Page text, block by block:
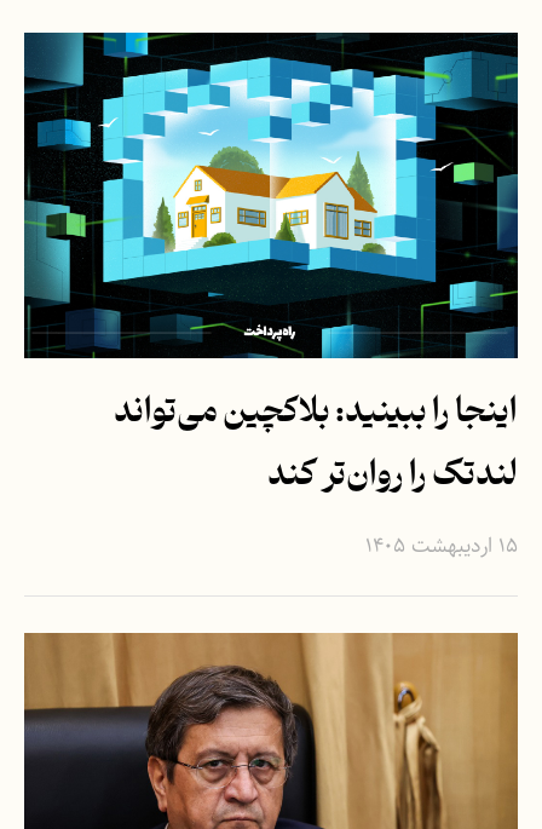
اینجا را ببینید: بلاکچین می‌تواند
لندتک را روان‌تر کند
۱۵ اردیبهشت ۱۴۰۵